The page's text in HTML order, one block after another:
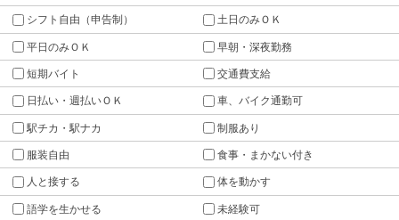
シフト自由（申告制） 土日のみＯＫ
平日のみＯＫ 早朝・深夜勤務
短期バイト 交通費支給
日払い・週払いＯＫ 車、バイク通勤可
駅チカ・駅ナカ 制服あり
服装自由 食事・まかない付き
人と接する 体を動かす
語学を生かせる 未経験可